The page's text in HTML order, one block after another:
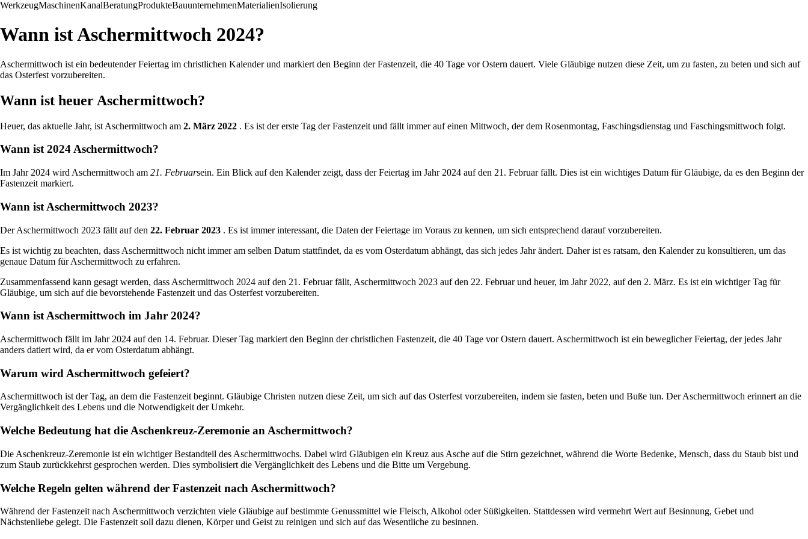
WerkzeugMaschinenKanalBeratungProdukteBauunternehmenMaterialienIsolierung
Wann ist Aschermittwoch 2024?
Aschermittwoch ist ein bedeutender Feiertag im christlichen Kalender und markiert den Beginn der Fastenzeit, die 40 Tage vor Ostern dauert. Viele Gläubige nutzen diese Zeit, um zu fasten, zu beten und sich auf
das Osterfest vorzubereiten.
Wann ist heuer Aschermittwoch?
Heuer, das aktuelle Jahr, ist Aschermittwoch am 2. März 2022 . Es ist der erste Tag der Fastenzeit und fällt immer auf einen Mittwoch, der dem Rosenmontag, Faschingsdienstag und Faschingsmittwoch folgt.
Wann ist 2024 Aschermittwoch?
Im Jahr 2024 wird Aschermittwoch am 21. Februarsein. Ein Blick auf den Kalender zeigt, dass der Feiertag im Jahr 2024 auf den 21. Februar fällt. Dies ist ein wichtiges Datum für Gläubige, da es den Beginn der
Fastenzeit markiert.
Wann ist Aschermittwoch 2023?
Der Aschermittwoch 2023 fällt auf den 22. Februar 2023 . Es ist immer interessant, die Daten der Feiertage im Voraus zu kennen, um sich entsprechend darauf vorzubereiten.
Es ist wichtig zu beachten, dass Aschermittwoch nicht immer am selben Datum stattfindet, da es vom Osterdatum abhängt, das sich jedes Jahr ändert. Daher ist es ratsam, den Kalender zu konsultieren, um das
genaue Datum für Aschermittwoch zu erfahren.
Zusammenfassend kann gesagt werden, dass Aschermittwoch 2024 auf den 21. Februar fällt, Aschermittwoch 2023 auf den 22. Februar und heuer, im Jahr 2022, auf den 2. März. Es ist ein wichtiger Tag für
Gläubige, um sich auf die bevorstehende Fastenzeit und das Osterfest vorzubereiten.
Wann ist Aschermittwoch im Jahr 2024?
Aschermittwoch fällt im Jahr 2024 auf den 14. Februar. Dieser Tag markiert den Beginn der christlichen Fastenzeit, die 40 Tage vor Ostern dauert. Aschermittwoch ist ein beweglicher Feiertag, der jedes Jahr
anders datiert wird, da er vom Osterdatum abhängt.
Warum wird Aschermittwoch gefeiert?
Aschermittwoch ist der Tag, an dem die Fastenzeit beginnt. Gläubige Christen nutzen diese Zeit, um sich auf das Osterfest vorzubereiten, indem sie fasten, beten und Buße tun. Der Aschermittwoch erinnert an die
Vergänglichkeit des Lebens und die Notwendigkeit der Umkehr.
Welche Bedeutung hat die Aschenkreuz-Zeremonie an Aschermittwoch?
Die Aschenkreuz-Zeremonie ist ein wichtiger Bestandteil des Aschermittwochs. Dabei wird Gläubigen ein Kreuz aus Asche auf die Stirn gezeichnet, während die Worte Bedenke, Mensch, dass du Staub bist und
zum Staub zurückkehrst gesprochen werden. Dies symbolisiert die Vergänglichkeit des Lebens und die Bitte um Vergebung.
Welche Regeln gelten während der Fastenzeit nach Aschermittwoch?
Während der Fastenzeit nach Aschermittwoch verzichten viele Gläubige auf bestimmte Genussmittel wie Fleisch, Alkohol oder Süßigkeiten. Stattdessen wird vermehrt Wert auf Besinnung, Gebet und
Nächstenliebe gelegt. Die Fastenzeit soll dazu dienen, Körper und Geist zu reinigen und sich auf das Wesentliche zu besinnen.